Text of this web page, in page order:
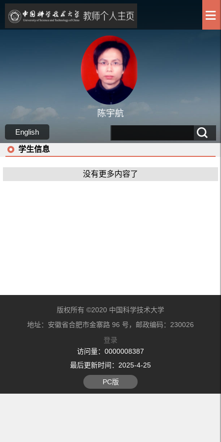
陈宇航
English
学生信息
没有更多内容了
版权所有 ©2020 中国科学技术大学
地址：安徽省合肥市金寨路 96 号，邮政编码：230026
登录
访问量： 0000008387
最后更新时间： 2025-4-25
PC版